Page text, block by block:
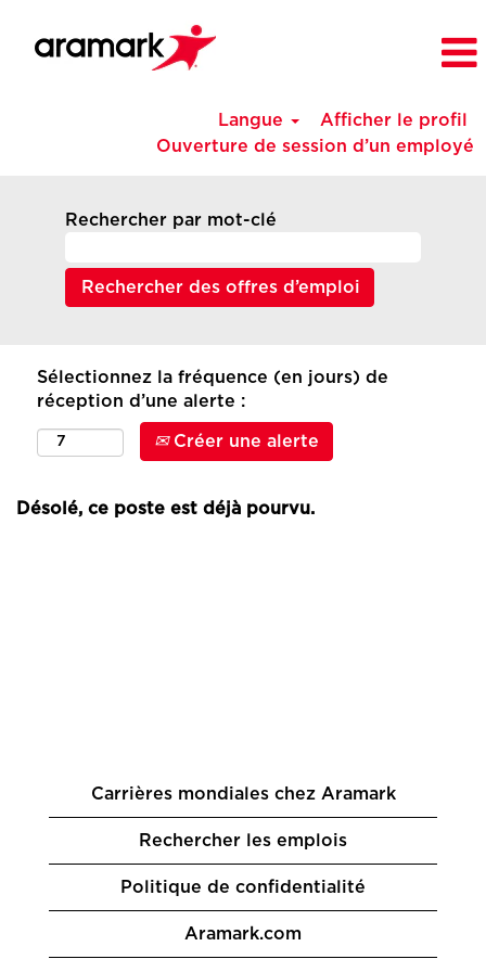
Langue
Afficher le profil
Ouverture de session d’un employé
Rechercher par mot-clé
Sélectionnez la fréquence (en jours) de
réception d’une alerte :
Créer une alerte
Désolé, ce poste est déjà pourvu.
Carrières mondiales chez Aramark
Rechercher les emplois
Politique de confidentialité
Aramark.com